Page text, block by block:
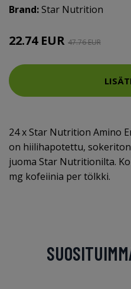
Brand:Star Nutrition
22.74 EUR 47.76 EUR
24 x Star Nutrition Amino
on hiilihapotettu,
juoma Star Nutritionilta.
mg kofeiinia per tölkki.